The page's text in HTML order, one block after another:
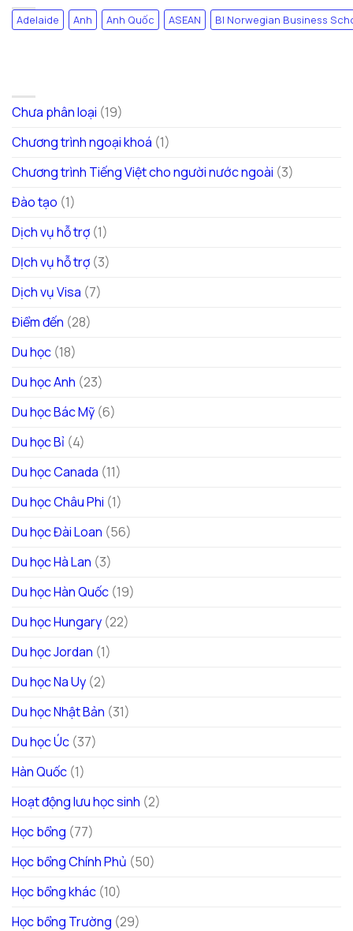
Adelaide Anh Anh Quốc ASEAN BI Norwegian Business
Chưa phân loại (19)
Chương trình ngoại khoá (1)
Chương trình Tiếng Việt cho người nước ngoài (3)
Đào tạo (1)
Dịch vụ hỗ trợ (1)
DỊch vụ hỗ trợ (3)
Dịch vụ Visa (7)
Điểm đến (28)
Du học (18)
Du học Anh (23)
Du học Bác Mỹ (6)
Du học Bỉ (4)
Du học Canada (11)
Du học Châu Phi (1)
Du học Đài Loan (56)
Du học Hà Lan (3)
Du học Hàn Quốc (19)
Du học Hungary (22)
Du học Jordan (1)
Du học Na Uy (2)
Du học Nhật Bản (31)
Du học Úc (37)
Hàn Quốc (1)
Hoạt động lưu học sinh (2)
Học bổng (77)
Học bổng Chính Phủ (50)
Học bổng khác (10)
Học bổng Trường (29)